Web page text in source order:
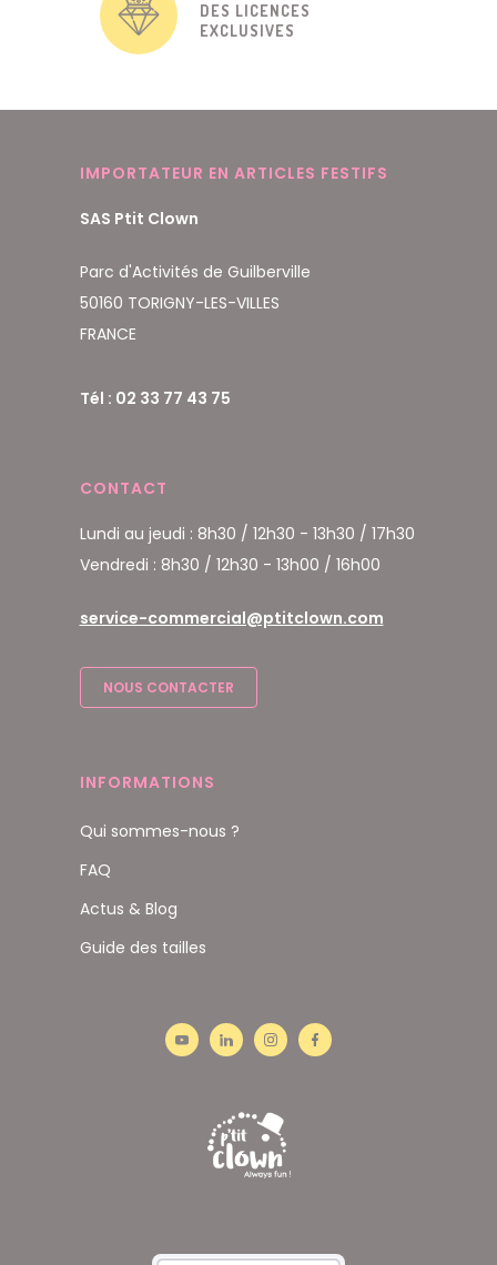
DES LICENCES
EXCLUSIVES
IMPORTATEUR EN ARTICLES FESTIFS
SAS Ptit Clown
Parc d'Activités de Guilberville
50160 TORIGNY-LES-VILLES
FRANCE
Tél : 02 33 77 43 75
CONTACT
Lundi au jeudi : 8h30 / 12h30 - 13h30 / 17h30
Vendredi : 8h30 / 12h30 - 13h00 / 16h00
service-commercial@ptitclown.com
NOUS CONTACTER
INFORMATIONS
Qui sommes-nous ?
FAQ
Actus & Blog
Guide des tailles